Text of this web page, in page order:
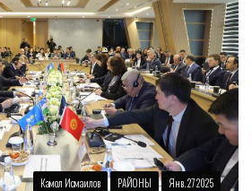
Камол Исмаилов РАЙОНЫ Янв. 27 2025